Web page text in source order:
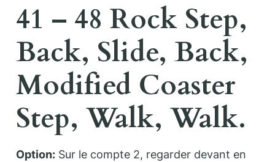
41 – 48 Rock Step,
Back, Slide, Back,
Modified Coaster
Step, Walk, Walk.
Option: Sur le compte 2, regarder devant en